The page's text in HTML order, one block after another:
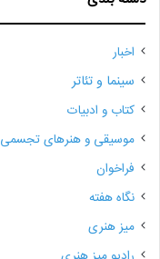
اخبار
سینما و تئاتر
کتاب و ادبیات
موسیقی و هنرهای تجسمی
فراخوان
نگاه هفته
میز هنری